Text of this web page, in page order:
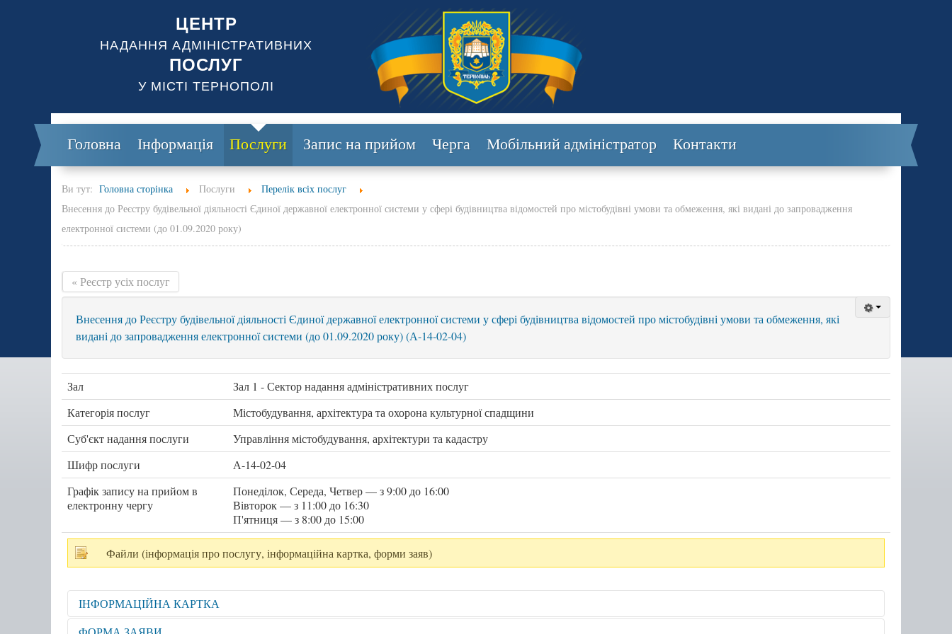
ЦЕНТР
НАДАННЯ АДМІНІСТРАТИВНИХ
ПОСЛУГ
У МІСТІ ТЕРНОПОЛІ
Головна Інформація Послуги Запис на прийом Черга Мобільний адміністратор Контакти
Ви тут: Головна сторінка Послуги
Перелік всіх послуг
Внесення до Реєстру будівельної діяльності Єдиної державної електронної системи у сфері будівництва відомостей про містобудівні умови та обмеження, які видані до запровадження
електронної системи (до 01.09.2020 року)
« Реєстр усіх послуг
Внесення до Реєстру будівельної діяльності Єдиної державної електронної системи у сфері будівництва відомостей про містобудівні умови та обмеження, які
видані до запровадження електронної системи (до 01.09.2020 року) (А-14-02-04)
Зал
Зал 1 - Сектор надання адміністративних послуг
Категорія послуг
Містобудування, архітектура та охорона культурної спадщини
Суб'єкт надання послуги
Управління містобудування, архітектури та кадастру
Шифр послуги
А-14-02-04
Графік запису на прийом в
електронну чергу
Понеділок, Середа, Четвер — з 9:00 до 16:00
Вівторок — з 11:00 до 16:30
П'ятниця — з 8:00 до 15:00
Файли (інформація про послугу, інформаційна картка, форми заяв)
ІНФОРМАЦІЙНА КАРТКА
Відкрити для перегляду